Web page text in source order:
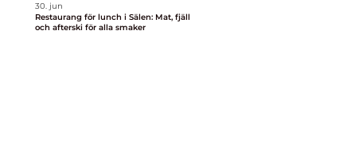
30. jun
Restaurang för lunch i Sälen: Mat, fjäll
och afterski för alla smaker